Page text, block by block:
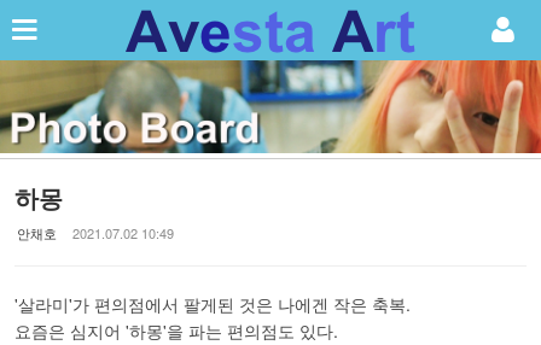
하몽
안채호 2021.07.02 10:49
'살라미'가 편의점에서 팔게된 것은 나에겐 작은 축복.
요즘은 심지어 '하몽'을 파는 편의점도 있다.
Sketchbook5, 스케치북5
Sketchbook5, 스케치북5